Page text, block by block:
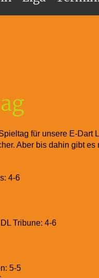
für unsere E-
Aber bis dahin gibt es
4-6
Tribune: 4-6
5-5